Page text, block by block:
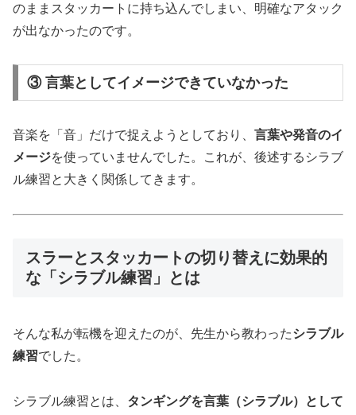
のままスタッカートに持ち込んでしまい、明確なアタック
が出なかったのです。
③ 言葉としてイメージできていなかった
音楽を「音」だけで捉えようとしており、 言葉や発音のイ
メージを使っていませんでした。これが、後述するシラブ
ル練習と大きく関係してきます。
スラーとスタッカートの切り替えに効果的
な「シラブル練習」とは
そんな私が転機を迎えたのが、先生から教わったシラブル
練習でした。
シラブル練習とは、 タンギングを言葉（シラブル）として